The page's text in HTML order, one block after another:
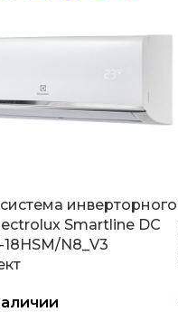
инверторного
Smartline DC
18HSM/N8_V3